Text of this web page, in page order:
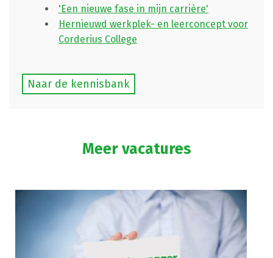
'Een nieuwe fase in mijn carrière'
Hernieuwd werkplek- en leerconcept voor
Corderius College
Naar de kennisbank
Meer vacatures